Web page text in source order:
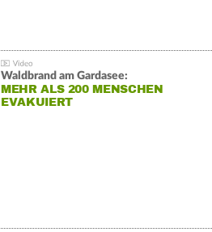
Waldbrand am Gardasee:
MEHR ALS 200 MENSCHEN
EVAKUIERT